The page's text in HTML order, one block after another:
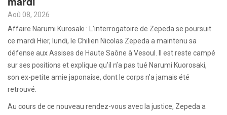
Aoû 08, 2026
Affaire Narumi Kurosaki : L’interrogatoire de Zepeda se poursuit
ce mardi Hier, lundi, le Chilien Nicolas Zepeda a maintenu sa
défense aux Assises de Haute Saône à Vesoul. Il est reste campé
sur ses positions et explique qu’il n’a pas tué Narumi Kuorosaki,
son ex-petite amie japonaise, dont le corps n’a jamais été
retrouvé.
Au cours de ce nouveau rendez-vous avec la justice, Zepeda a